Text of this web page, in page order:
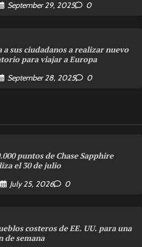
September 29, 2025 0
a sus ciudadanos a realizar nuevo
para viajar a Europa
September 28, 2025 0
puntos de Chase Sapphire
el 30 de julio
July 25, 2026 0
costeros de EE. UU. para una
de semana